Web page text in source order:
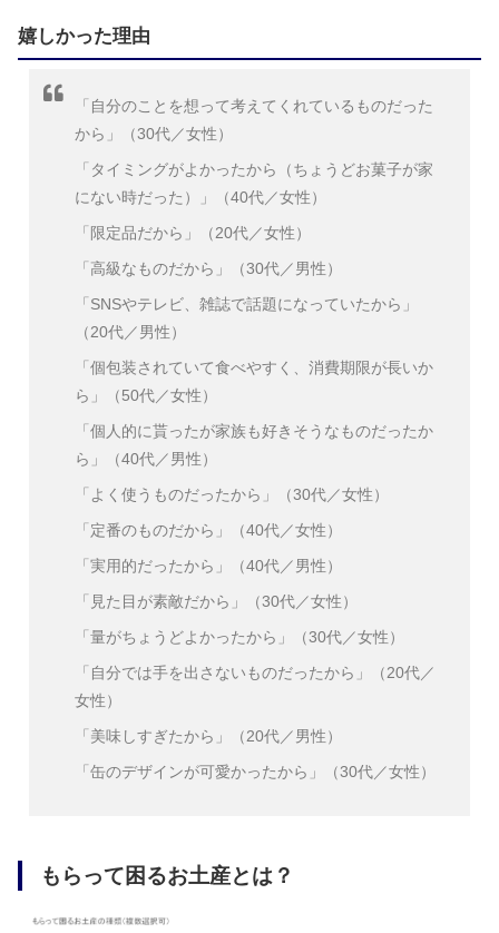
嬉しかった理由
「自分のことを想って考えてくれているものだった
から」（30代／女性）
「タイミングがよかったから（ちょうどお菓子が家
にない時だった）」（40代／女性）
「限定品だから」（20代／女性）
「高級なものだから」（30代／男性）
「SNSやテレビ、雑誌で話題になっていたから」
（20代／男性）
「個包装されていて食べやすく、消費期限が長いか
ら」（50代／女性）
「個人的に貰ったが家族も好きそうなものだったか
ら」（40代／男性）
「よく使うものだったから」（30代／女性）
「定番のものだから」（40代／女性）
「実用的だったから」（40代／男性）
「見た目が素敵だから」（30代／女性）
「量がちょうどよかったから」（30代／女性）
「自分では手を出さないものだったから」（20代／
女性）
「美味しすぎたから」（20代／男性）
「缶のデザインが可愛かったから」（30代／女性）
もらって困るお土産とは？